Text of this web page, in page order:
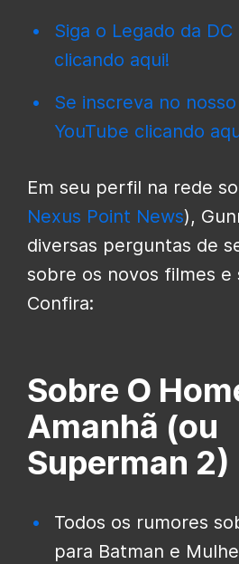
Siga o Legado da
clicando aqui!
Se inscreva no
YouTube clicando
Em seu perfil na rede
Nexus Point News),
diversas perguntas de
sobre os novos filmes e
Confira:
Sobre O
Amanhã (ou
Superman 2)
Todos os rumores
para Batman e